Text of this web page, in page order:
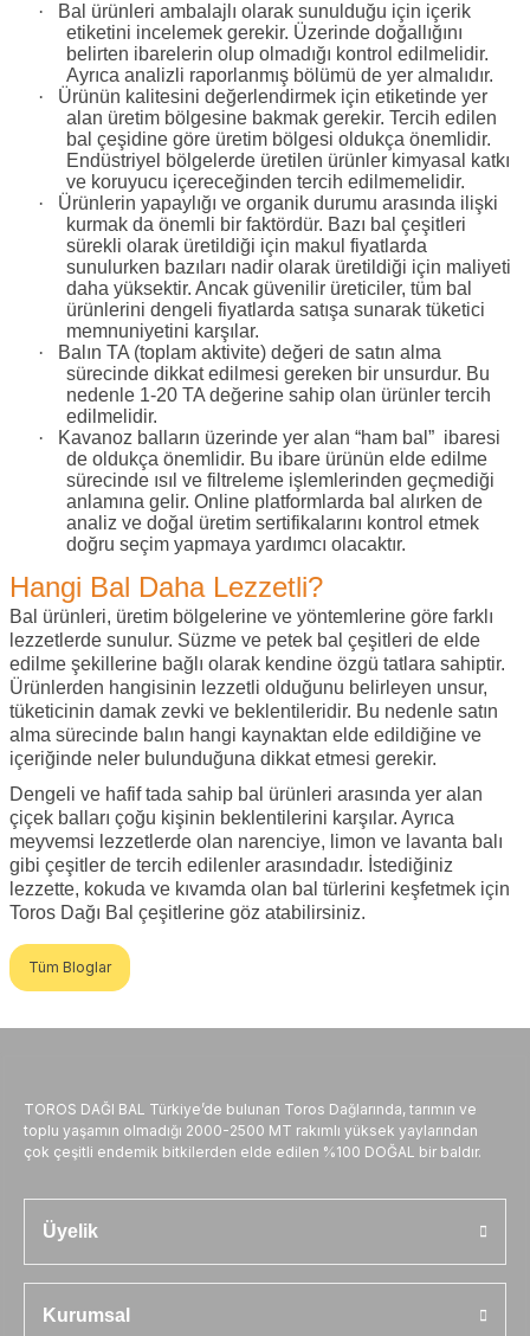
·
Bal ürünleri ambalajlı olarak sunulduğu için içerik
etiketini incelemek gerekir. Üzerinde doğallığını
belirten ibarelerin olup olmadığı kontrol edilmelidir.
Ayrıca analizli raporlanmış bölümü de yer almalıdır.
·
Ürünün kalitesini değerlendirmek için etiketinde yer
alan üretim bölgesine bakmak gerekir. Tercih edilen
bal çeşidine göre üretim bölgesi oldukça önemlidir.
Endüstriyel bölgelerde üretilen ürünler kimyasal katkı
ve koruyucu içereceğinden tercih edilmemelidir.
·
Ürünlerin yapaylığı ve organik durumu arasında ilişki
kurmak da önemli bir faktördür. Bazı bal çeşitleri
sürekli olarak üretildiği için makul fiyatlarda
sunulurken bazıları nadir olarak üretildiği için maliyeti
daha yüksektir. Ancak güvenilir üreticiler, tüm bal
ürünlerini dengeli fiyatlarda satışa sunarak tüketici
memnuniyetini karşılar.
·
Balın TA (toplam aktivite) değeri de satın alma
sürecinde dikkat edilmesi gereken bir unsurdur. Bu
nedenle 1-20 TA değerine sahip olan ürünler tercih
edilmelidir.
·
Kavanoz balların üzerinde yer alan “ham bal” ibaresi
de oldukça önemlidir. Bu ibare ürünün elde edilme
sürecinde ısıl ve filtreleme işlemlerinden geçmediği
anlamına gelir. Online platformlarda bal alırken de
analiz ve doğal üretim sertifikalarını kontrol etmek
doğru seçim yapmaya yardımcı olacaktır.
Hangi Bal Daha Lezzetli?
Bal ürünleri, üretim bölgelerine ve yöntemlerine göre farklı
lezzetlerde sunulur. Süzme ve petek bal çeşitleri de elde
edilme şekillerine bağlı olarak kendine özgü tatlara sahiptir.
Ürünlerden hangisinin lezzetli olduğunu belirleyen unsur,
tüketicinin damak zevki ve beklentileridir. Bu nedenle satın
alma sürecinde balın hangi kaynaktan elde edildiğine ve
içeriğinde neler bulunduğuna dikkat etmesi gerekir.
Dengeli ve hafif tada sahip bal ürünleri arasında yer alan
çiçek balları çoğu kişinin beklentilerini karşılar. Ayrıca
meyvemsi lezzetlerde olan narenciye, limon ve lavanta balı
gibi çeşitler de tercih edilenler arasındadır. İstediğiniz
lezzette, kokuda ve kıvamda olan bal türlerini keşfetmek için
Toros Dağı Bal çeşitlerine göz atabilirsiniz.
Tüm Bloglar
TOROS DAĞI BAL Türkiye’de bulunan Toros Dağlarında, tarımın ve
toplu yaşamın olmadığı 2000-2500 MT rakımlı yüksek yaylarından
çok çeşitli endemik bitkilerden elde edilen %100 DOĞAL bir baldır.
Üyelik
Kurumsal